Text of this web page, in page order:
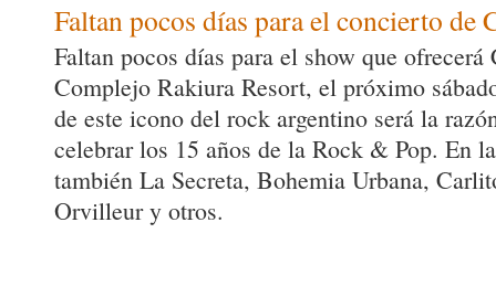
Faltan pocos días para el concierto de
Faltan pocos días para el show que
Complejo Rakiura Resort, el próximo
de este icono del rock argentino será la
celebrar los 15 años de la Rock & Pop. En
también La Secreta, Bohemia Urbana,
Orvilleur y otros.